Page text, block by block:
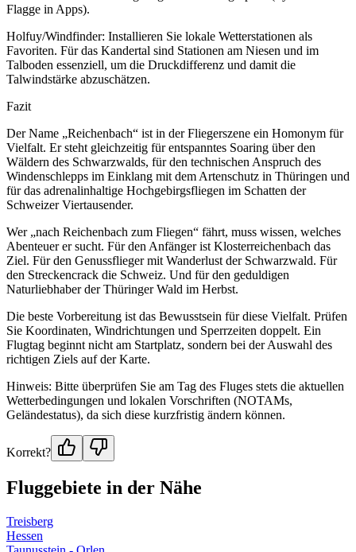
Flagge in Apps).
Holfuy/Windfinder: Installieren Sie lokale Wetterstationen als
Favoriten. Für das Kandertal sind Stationen am Niesen und im
Talboden essenziell, um die Druckdifferenz und damit die
Talwindstärke abzuschätzen.
Fazit
Der Name „Reichenbach“ ist in der Fliegerszene ein Homonym für
Vielfalt. Er steht gleichzeitig für entspanntes Soaring über den
Wäldern des Schwarzwalds, für den technischen Anspruch des
Windenschlepps im Einklang mit dem Artenschutz in Thüringen und
für das adrenalinhaltige Hochgebirgsfliegen im Schatten der
Schweizer Viertausender.
Wer „nach Reichenbach zum Fliegen“ fährt, muss wissen, welches
Abenteuer er sucht. Für den Anfänger ist Klosterreichenbach das
Ziel. Für den Genussflieger mit Wanderlust der Schwarzwald. Für
den Streckencrack die Schweiz. Und für den geduldigen
Naturliebhaber der Thüringer Wald im Herbst.
Die beste Vorbereitung ist das Bewusstsein für diese Vielfalt. Prüfen
Sie Koordinaten, Windrichtungen und Sperrzeiten doppelt. Ein
Flugtag beginnt nicht am Startplatz, sondern bei der Auswahl des
richtigen Ziels auf der Karte.
Hinweis: Bitte überprüfen Sie am Tag des Fluges stets die aktuellen
Wetterbedingungen und lokalen Vorschriften (NOTAMs,
Geländestatus), da sich diese kurzfristig ändern können.
Korrekt?
Fluggebiete in der Nähe
Treisberg
Hessen